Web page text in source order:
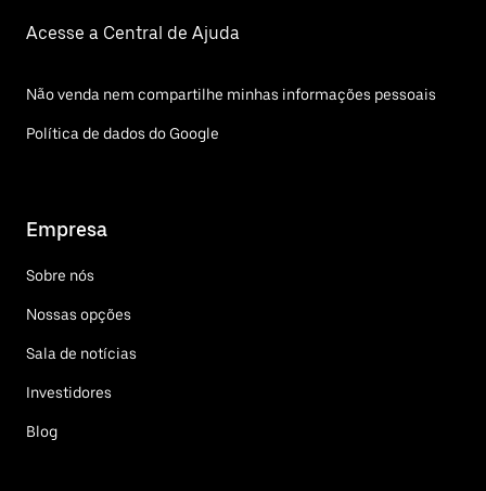
Acesse a Central de Ajuda
Não venda nem compartilhe minhas informações pessoais
Política de dados do Google
Empresa
Sobre nós
Nossas opções
Sala de notícias
Investidores
Blog